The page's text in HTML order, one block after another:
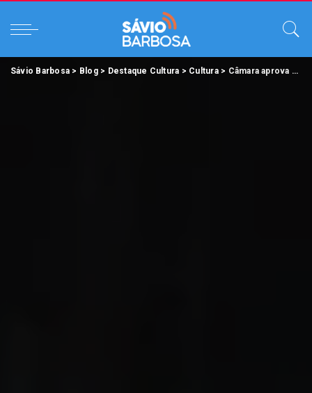
Sávio Barbosa > Blog> Destaque Cultura > Cultura> Câmara aprova ajuda de R$ 3 bilhões ao setor cultural.